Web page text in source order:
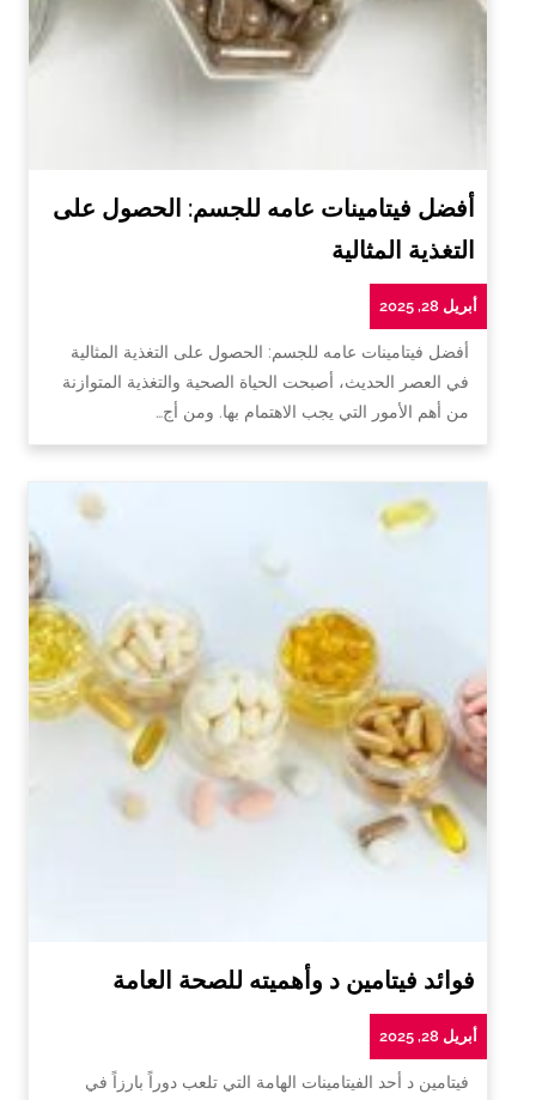
أفضل فيتامينات عامه للجسم: الحصول على
التغذية المثالية
أبريل 28, 2025
أفضل فيتامينات عامه للجسم: الحصول على التغذية المثالية
في العصر الحديث، أصبحت الحياة الصحية والتغذية المتوازنة
من أهم الأمور التي يجب الاهتمام بها. ومن أج…
فوائد فيتامين د وأهميته للصحة العامة
أبريل 28, 2025
فيتامين د أحد الفيتامينات الهامة التي تلعب دوراً بارزاً في